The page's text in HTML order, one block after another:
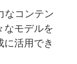
なコンテン
なモデルを
活用でき